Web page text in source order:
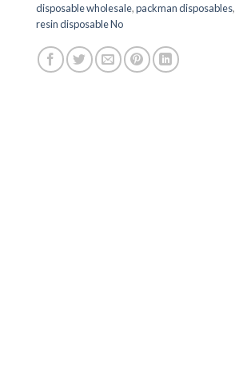
disposable wholesale,packman disposables,
resin disposable No